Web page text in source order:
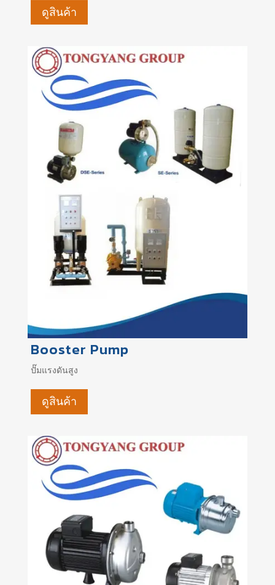
ดูสินค้า
Booster Pump
ปั๊มแรงดันสูง
ดูสินค้า